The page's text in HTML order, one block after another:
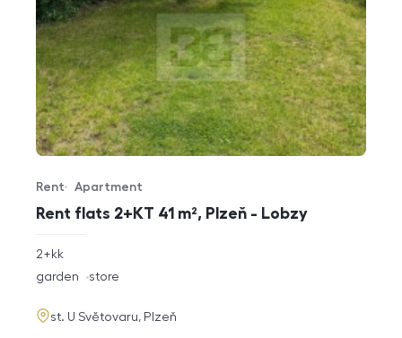
Rent flats 2+KT 41 m², Plzeň - Lobzy
Offer type
Rent
Property type
Apartment
rozměry
2+kk
funkce
garden store
adresa
st. U Světovaru, Plzeň